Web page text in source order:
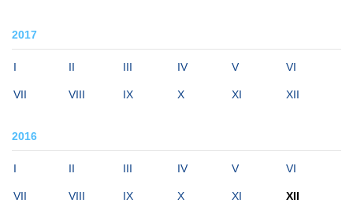
2017
I II III IV V VI
VII VIII IX X XI XII
2016
I II III IV V VI
VII VIII IX X XI XII